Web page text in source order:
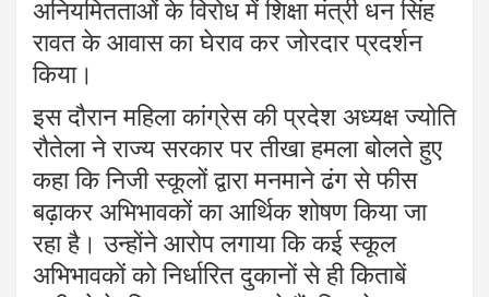
अनियमितताओं के विरोध में शिक्षा मंत्री धन सिंह
रावत के आवास का घेराव कर जोरदार प्रदर्शन
किया।
इस दौरान महिला कांग्रेस की प्रदेश अध्यक्ष ज्योति
रौतेला ने राज्य सरकार पर तीखा हमला बोलते हुए
कहा कि निजी स्कूलों द्वारा मनमाने ढंग से फीस
बढ़ाकर अभिभावकों का आर्थिक शोषण किया जा
रहा है। उन्होंने आरोप लगाया कि कई स्कूल
अभिभावकों को निर्धारित दुकानों से ही किताबें